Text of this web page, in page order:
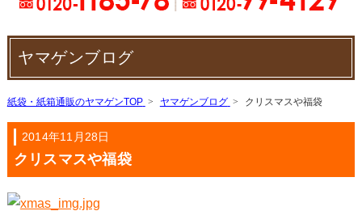
ヤマゲンブログ
紙袋・紙箱通販のヤマゲンTOP ヤマゲンブログ クリスマスや福袋
2014年11月28日
クリスマスや福袋